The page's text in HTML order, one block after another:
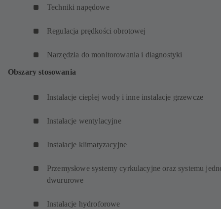
Techniki napędowe
Regulacja prędkości obrotowej
Narzędzia do monitorowania i diagnostyki
Obszary stosowania
Instalacje ciepłej wody i inne instalacje grzewcze
Instalacje wentylacyjne
Instalacje klimatyzacyjne
Przemysłowe systemy cyrkulacyjne oraz systemu
dwururowe
Instalacje hydroforowe